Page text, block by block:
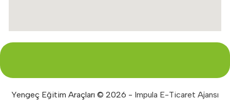
Yengeç Eğitim Araçları © 2026 - Impula E-Ticaret Ajansı